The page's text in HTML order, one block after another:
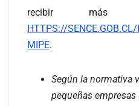
recibir más
HTTPS://
MIPE.
Según la normativa
pequeñas